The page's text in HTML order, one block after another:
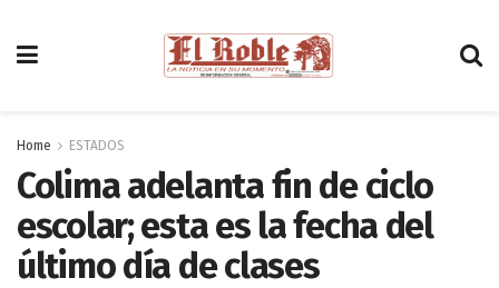
Home ESTADOS
Colima adelanta fin de ciclo
escolar; esta es la fecha del
último día de clases